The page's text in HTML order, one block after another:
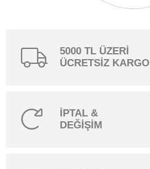
5000 TL ÜZERİ
ÜCRETSİZ KARGO
İPTAL &
DEĞİŞİM